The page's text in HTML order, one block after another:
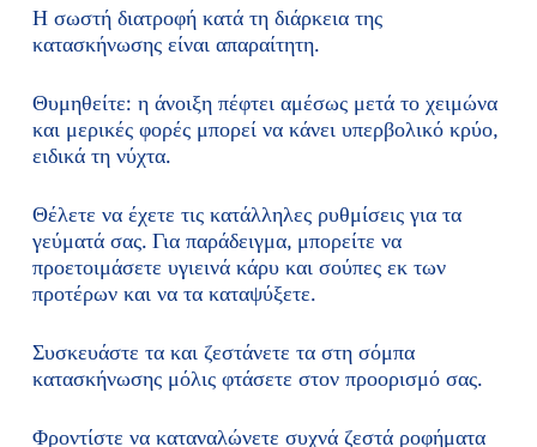
Η σωστή διατροφή κατά τη διάρκεια της
κατασκήνωσης είναι απαραίτητη.
Θυμηθείτε: η άνοιξη πέφτει αμέσως μετά το χειμώνα
και μερικές φορές μπορεί να κάνει υπερβολικό κρύο,
ειδικά τη νύχτα.
Θέλετε να έχετε τις κατάλληλες ρυθμίσεις για τα
γεύματά σας. Για παράδειγμα, μπορείτε να
προετοιμάσετε υγιεινά κάρυ και σούπες εκ των
προτέρων και να τα καταψύξετε.
Συσκευάστε τα και ζεστάνετε τα στη σόμπα
κατασκήνωσης μόλις φτάσετε στον προορισμό σας.
Φροντίστε να καταναλώνετε συχνά ζεστά ροφήματα